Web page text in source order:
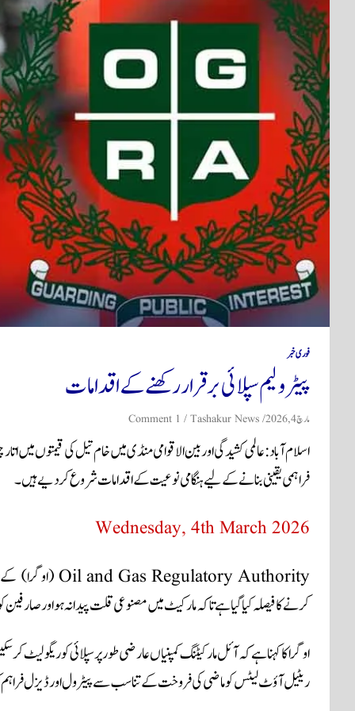
فوری خبر
پیٹرولیم سپلائی برقرار رکھنے کے اقدامات
مارچ 4, 2026 Tashakur News
1 Comment
اسلام آباد: عالمی کشیدگی اور بین الاقوامی منڈی میں خام تیل کی قیمتوں
فراہمی یقینی بنانے کے لیے ہنگامی نوعیت کے اقدامات شروع کر دیے ہیں۔
Wednesday, 4th March 2026
Oil and Gas Regulatory Authority(اوگرا) کے
کرنے کا فیصلہ کیا گیا ہے تاکہ مارکیٹ میں مصنوعی قلت پیدا نہ ہو اور
اوگرا کا کہنا ہے کہ آئل مارکیٹنگ کمپنیاں عارضی طور پر سپلائی کو ریگولیٹ
ریٹیل آؤٹ لیٹس کو ماضی کی فروخت کے تناسب سے پیٹرول اور ڈیزل فراہم